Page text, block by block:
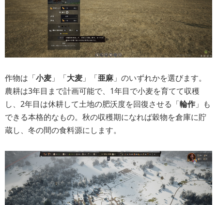
作物は「小麦 」「大麦 」「亜麻」のいずれかを選びます。
農耕は3年目まで計画可能で、1年目で小麦を育てて収穫
し、2年目は休耕して土地の肥沃度を回復させる「輪作 」も
できる本格的なもの。秋の収穫期になれば穀物を倉庫に貯
蔵し、冬の間の食料源にします。